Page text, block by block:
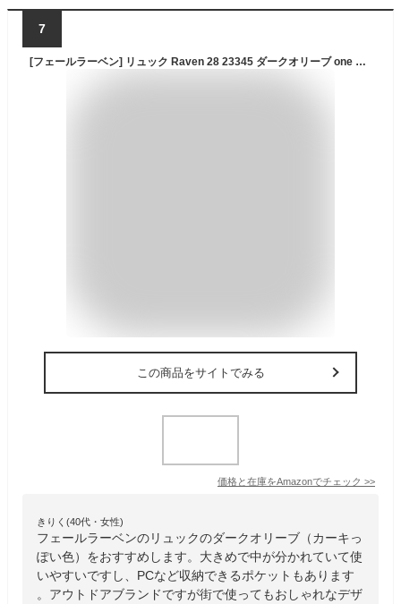
7
[フェールラーベン] リュック Raven 28 23345 ダークオリーブ one size
この商品をサイトでみる
価格と在庫をAmazonでチェック >>
きりく(40代・女性)
フェールラーベンのリュックのダークオリーブ（カーキっ
ぽい色）をおすすめします。大きめで中が分かれていて使
いやすいですし、PCなど収納できるポケットもあります
。アウトドアブランドですが街で使ってもおしゃれなデザ